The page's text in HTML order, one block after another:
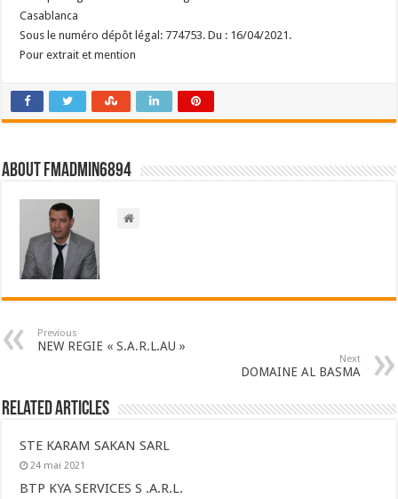
Casablanca
Sous le numéro dépôt légal: 774753. Du : 16/04/2021.
Pour extrait et mention
About FMadmin6894
Previous
NEW REGIE « S.A.R.L.AU »
Next
DOMAINE AL BASMA
Related Articles
STE KARAM SAKAN SARL
24 mai 2021
BTP KYA SERVICES S .A.R.L.